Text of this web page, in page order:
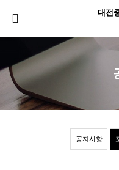
대전
공지사항